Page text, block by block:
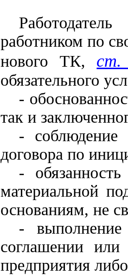
работником по
нового ТК, ст.
обязательного
-
так и
- соблюдение
договора по
-
материальной
основаниям, не
- выполнение
соглашении
предприятия